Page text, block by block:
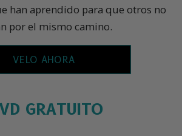
han aprendido para que otros no
por el mismo camino.
VELO AHORA
GRATUITO